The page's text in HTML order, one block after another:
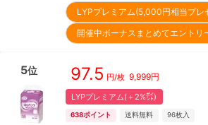
LYPプレミアム(5,000円相当プ
開催中ボーナスまとめてエント
5位 97.5 円/枚 9,999円
LYPプレミアム(＋2%㌽)
638ポイント 送料無料 96枚入